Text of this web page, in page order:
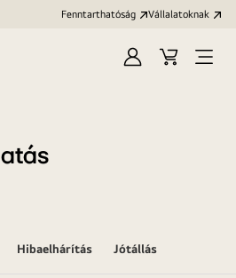
Fenntarthatóság Vállalatoknak
Bejelentkezés
KosárMenü
Hibaelhárítás Jótállás